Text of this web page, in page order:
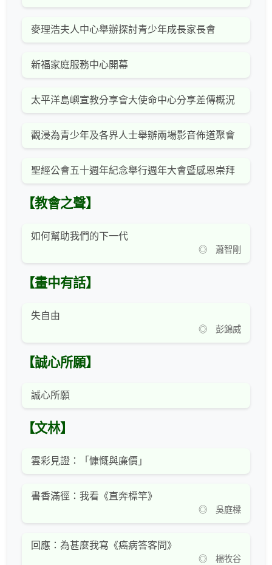
麥理浩夫人中心舉辦探討青少年成長家長會
新福家庭服務中心開幕
太平洋島嶼宣教分享會大使命中心分享差傳概況
觀浸為青少年及各界人士舉辦兩場影音佈道聚會
聖經公會五十週年紀念舉行週年大會暨感恩崇拜
【教會之聲】
如何幫助我們的下一代
◎ 蕭智剛
【畫中有話】
失自由
◎ 彭錦威
【誠心所願】
誠心所願
【文林】
雲彩見證：「慷慨與廉價」
書香滿徑：我看《直奔標竿》
◎ 吳庭樑
回應：為甚麼我寫《癌病答客問》
◎ 楊牧谷